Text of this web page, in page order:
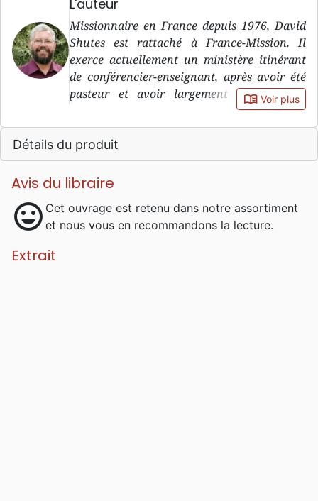
L'auteur
Missionnaire en France depuis 1976, David
Shutes est rattaché à France-Mission. Il
exerce actuellement un ministère itinérant
de conférencier-enseignant, après avoir été
pasteur et avoir largement participé au
travail parmi la jeunesse, tout en enseignant
à l’Institut Biblique de Genève.
book_open Voir plus
Détails du produit
Avis du libraire
mood Cet ouvrage est retenu dans notre assortiment
et nous vous en recommandons la lecture.
Extrait